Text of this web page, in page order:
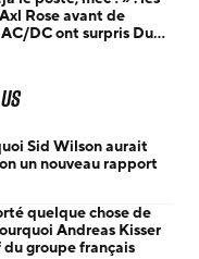
Rose avant de
DC ont surpris Duff
Sid Wilson aurait
un nouveau rapport
quelque chose de
Andreas Kisser
groupe français